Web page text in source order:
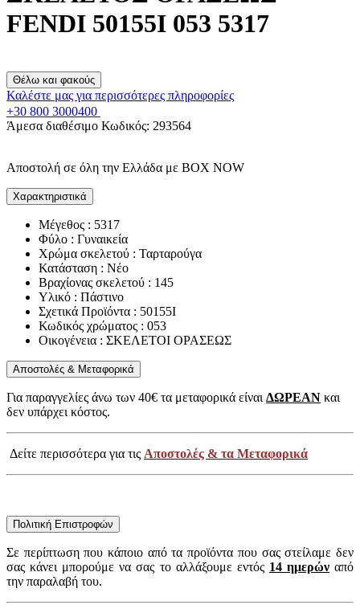
FENDI 50155I 053 5317
Θέλω και φακούς
Καλέστε μας για περισσότερες πληροφορίες
+30 800 3000400
Άμεσα διαθέσιμο Κωδικός: 293564
Αποστολή σε όλη την Ελλάδα με BOX NOW
Χαρακτηριστικά
Μέγεθος : 5317
Φύλο : Γυναικεία
Χρώμα σκελετού : Ταρταρούγα
Κατάσταση : Νέο
Βραχίονας σκελετού : 145
Υλικό : Πάστινο
Σχετικά Προϊόντα : 50155I
Κωδικός χρώματος : 053
Οικογένεια : ΣΚΕΛΕΤΟΙ ΟΡΑΣΕΩΣ
Αποστολές & Μεταφορικά
Για παραγγελίες άνω των 40€ τα μεταφορικά είναιΔΩΡΕΑΝ και
δεν υπάρχει κόστος.
Δείτε περισσότερα για τις Αποστολές & τα Μεταφορικά
Πολιτική Επιστροφών
Σε περίπτωση που κάποιο από τα προϊόντα που σας στείλαμε δεν
σας κάνει μπορούμε να σας το αλλάξουμε εντός 14 ημερώναπό
την παραλαβή του.